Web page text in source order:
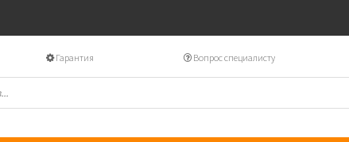
Гарантия Вопрос специалисту